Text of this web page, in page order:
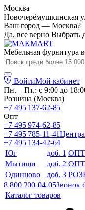
Москва
Новочерёмушкинская
Ваш город — Москва?
Да, все верно Выбрать
Мебельная фурнитура в
ВойтиМой кабинет
Пн. – Пт.: с 9:00 до
Розница (Москва)
+7 495 137-62-85
Опт
+7 495 974-62-85
+7 495 785-11-41
+7 495 134-42-64
Юг
доб. 1 ОПТ
Мытищи
доб. 2 ОПТ
Одинцово
доб. 3
8 800 200-04-05Звонок
Каталог товаров